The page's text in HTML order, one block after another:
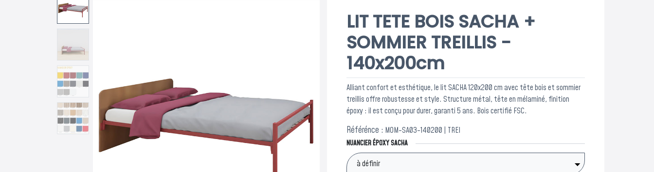
LIT TETE BOIS SACHA +
SOMMIER TREILLIS -
140x200cm
Alliant confort et esthétique, le lit SACHA 120x200 cm avec tête bois et sommier
treillis offre robustesse et style. Structure métal, tête en mélaminé, finition
époxy : il est conçu pour durer, garanti 5 ans. Bois certifié FSC.
Référénce : MOM-SA03-140200 | TREI
NUANCIER ÉPOXY SACHA